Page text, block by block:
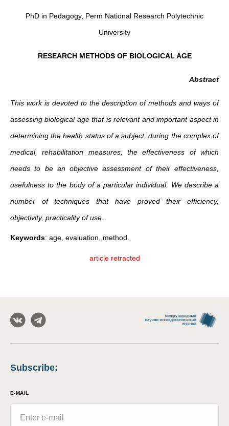
PhD in Pedagogy, Perm National Research Polytechnic
University
RESEARCH METHODS OF BIOLOGICAL AGE
Abstract
This work is devoted to the description of methods and ways of
assessing biological age that is relevant and important aspect in
determining the health status of a subject, during the complex of
medical, rehabilitation measures, the effectiveness of which
needs to be an objective assessment of their effectiveness,
usefulness to the body of a particular individual. We describe a
number of techniques that have proved their efficiency,
objectivity, practicality of use.
Keywords: age, evaluation, method.
article retracted
Subscribe:
E-MAIL